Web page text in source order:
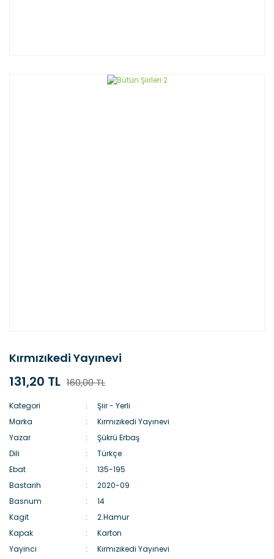
Kırmızıkedi Yayınevi
131,20 TL 160,00 TL
Kategori
Şiir - Yerli
Marka
Kırmızıkedi Yayınevi
Yazar
Şükrü Erbaş
Dili
Türkçe
Ebat
135-195
Bastarih
2020-09
Basnum
14
Kagit
2.Hamur
Kapak
Karton
Yayinci
Kırmızıkedi Yayınevi